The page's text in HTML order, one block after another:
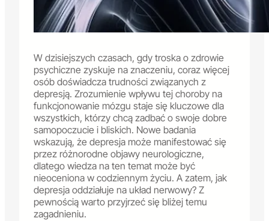
W dzisiejszych czasach, gdy troska o zdrowie
psychiczne zyskuje na znaczeniu, coraz więcej
osób doświadcza trudności związanych z
depresją. Zrozumienie wpływu tej choroby na
funkcjonowanie mózgu staje się kluczowe dla
wszystkich, którzy chcą zadbać o swoje dobre
samopoczucie i bliskich. Nowe badania
wskazują, że depresja może manifestować się
przez różnorodne objawy neurologiczne,
dlatego wiedza na ten temat może być
nieoceniona w codziennym życiu. A zatem, jak
depresja oddziałuje na układ nerwowy? Z
pewnością warto przyjrzeć się bliżej temu
zagadnieniu.